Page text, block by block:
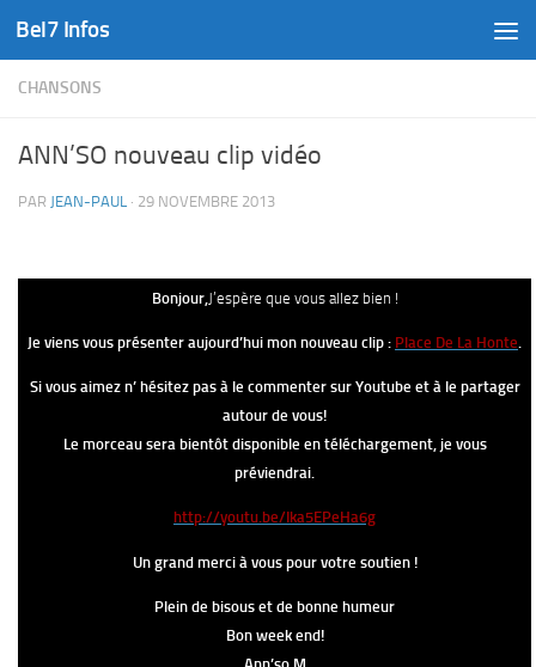
Skip to content
Bel7 Infos
CHANSONS
ANN’SO nouveau clip vidéo
PAR JEAN-PAUL · 29 NOVEMBRE 2013
Bonjour,J’espère que vous allez bien !
Je viens vous présenter aujourd’hui mon nouveau clip : Place De La Honte.
Si vous aimez n’ hésitez pas à le commenter sur Youtube et à le partager
autour de vous!
Le morceau sera bientôt disponible en téléchargement, je vous
préviendrai.
http://youtu.be/Ika5EPeHa6g
Un grand merci à vous pour votre soutien !
Plein de bisous et de bonne humeur
Bon week end!